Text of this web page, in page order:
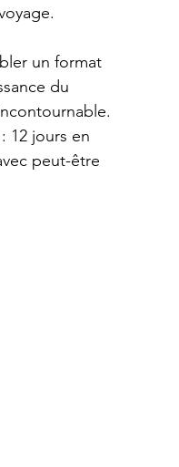
un format
du
12 jours en
peut-être